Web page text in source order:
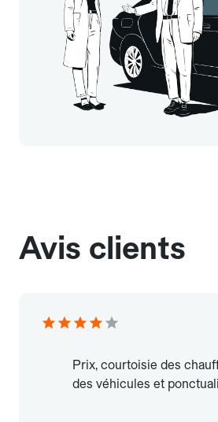
Avis clients
Prix, courtoisie des
des véhicules et